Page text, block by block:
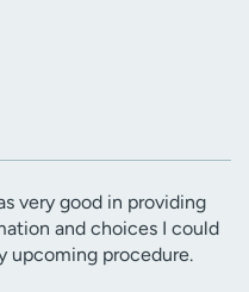
very good in providing
and choices I could
upcoming procedure.